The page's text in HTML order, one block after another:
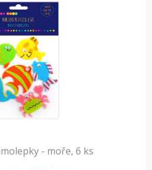
- moře, 6 ks